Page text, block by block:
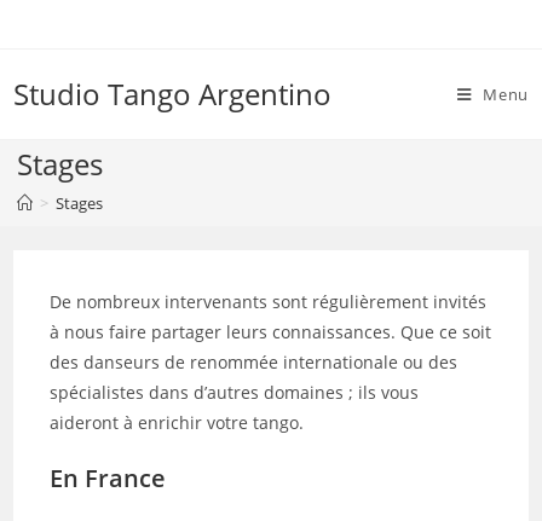
Studio Tango Argentino Menu
Stages
> Stages
De nombreux intervenants sont régulièrement invités
à nous faire partager leurs connaissances. Que ce soit
des danseurs de renommée internationale ou des
spécialistes dans d’autres domaines ; ils vous
aideront à enrichir votre tango.
En France